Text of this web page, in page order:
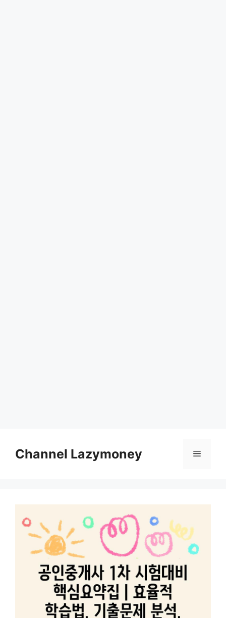
contentChannel Lazymoney Menu